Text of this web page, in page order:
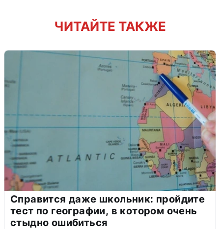
ЧИТАЙТЕ ТАКЖЕ
Справится даже школьник: пройдите
тест по географии, в котором очень
стыдно ошибиться